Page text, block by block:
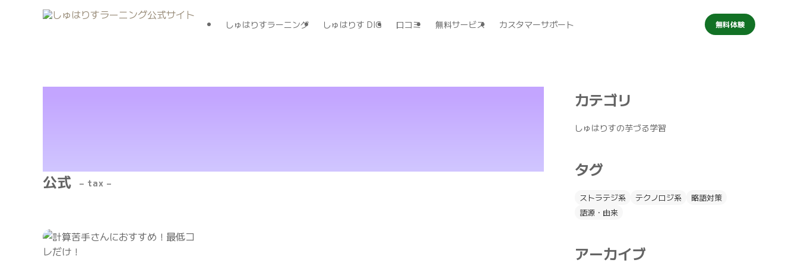
しゅはりすラーニング しゅはりす DIG 口コミ 無料サービス カスタマーサポート 無料体験
公式 – tax –
カテゴリ
しゅはりすの芋づる学習
タグ
ストラテジ系 テクノロジ系
略語対策
語源・由来
アーカイブ